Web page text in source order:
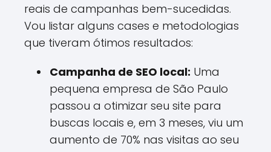
reais de campanhas bem-sucedidas.
Vou listar alguns cases e metodologias
que tiveram ótimos resultados:
Campanha de SEO local: Uma
pequena empresa de São Paulo
passou a otimizar seu site para
buscas locais e, em 3 meses, viu um
aumento de 70% nas visitas ao seu